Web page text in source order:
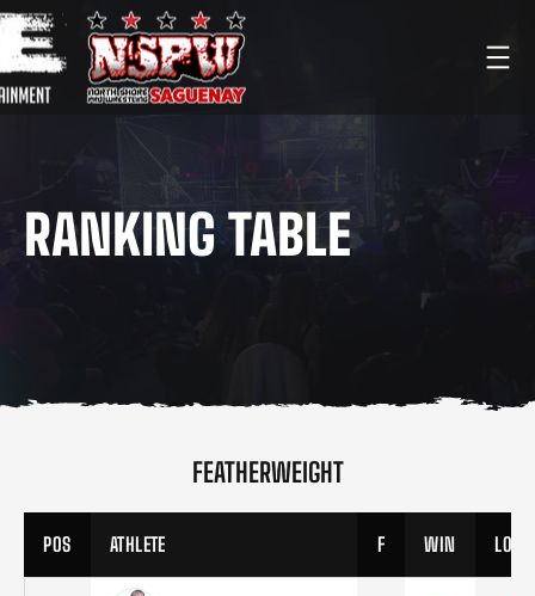
Aller
contenu
RANKING TABLE
FEATHERWEIGHT
POS ATHLETE F WIN LOSS